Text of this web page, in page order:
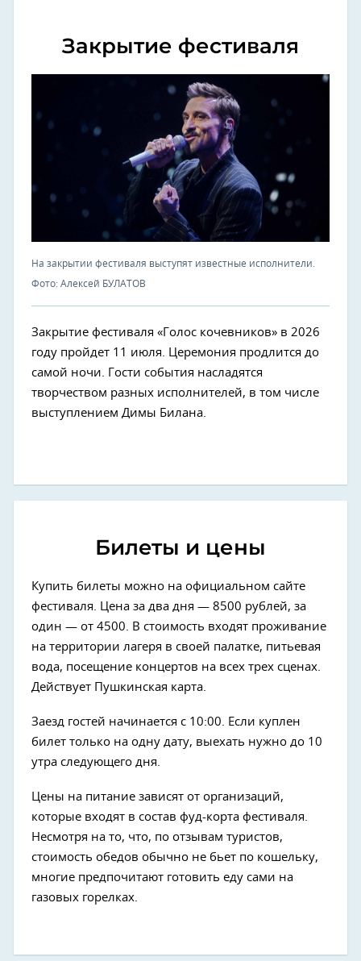
Закрытие фестиваля
На закрытии фестиваля выступят известные исполнители.
Фото: Алексей БУЛАТОВ
Закрытие фестиваля «Голос кочевников» в 2026
году пройдет 11 июля. Церемония продлится до
самой ночи. Гости события насладятся
творчеством разных исполнителей, в том числе
выступлением Димы Билана.
Билеты и цены
Купить билеты можно на официальном сайте
фестиваля. Цена за два дня — 8500 рублей, за
один — от 4500. В стоимость входят проживание
на территории лагеря в своей палатке, питьевая
вода, посещение концертов на всех трех сценах.
Действует Пушкинская карта.
Заезд гостей начинается с 10:00. Если куплен
билет только на одну дату, выехать нужно до 10
утра следующего дня.
Цены на питание зависят от организаций,
которые входят в состав фуд-корта фестиваля.
Несмотря на то, что, по отзывам туристов,
стоимость обедов обычно не бьет по кошельку,
многие предпочитают готовить еду сами на
газовых горелках.